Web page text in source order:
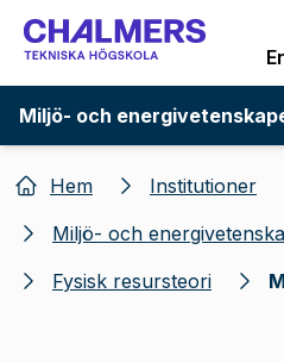
Gå till
Miljö- och
Hem
Institutioner
Miljö- och
Fysisk resursteori